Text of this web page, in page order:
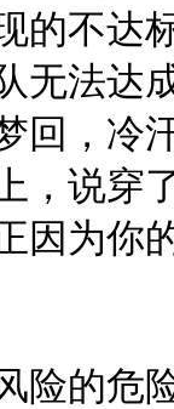
的不达
无法达
回，冷
，说穿
因为你
险的危